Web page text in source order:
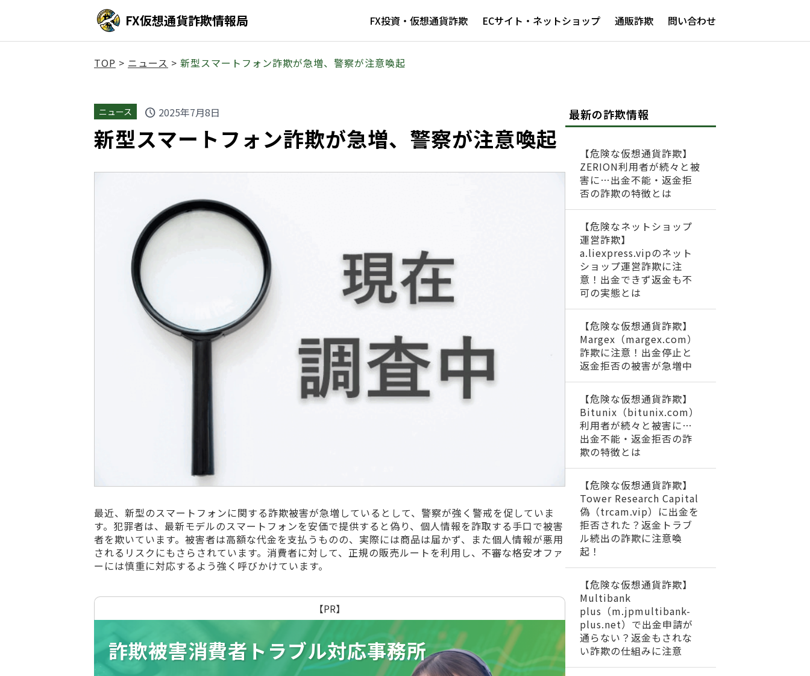
FX仮想通貨詐欺情報局 FX投資・仮想通貨詐欺 ECサイト・ネットショップ 通販詐欺 問い合わせ
TOP > ニュース > 新型スマートフォン詐欺が急増、警察が注意喚起
ニュース schedule 2025年7月8日
新型スマートフォン詐欺が急増、警察が注意喚起
最近、新型のスマートフォンに関する詐欺被害が急増しているとして、警察が強く警戒を促していま
す。犯罪者は、最新モデルのスマートフォンを安価で提供すると偽り、個人情報を詐取する手口で被害
者を欺いています。被害者は高額な代金を支払うものの、実際には商品は届かず、また個人情報が悪用
されるリスクにもさらされています。消費者に対して、正規の販売ルートを利用し、不審な格安オファ
ーには慎重に対応するよう強く呼びかけています。
【PR】
詐欺被害消費者トラブル対応事務所
最新の詐欺情報
【危険な仮想通貨詐欺】
ZERION利用者が続々と被
害に…出金不能・返金拒
否の詐欺の特徴とは
【危険なネットショップ
運営詐欺】
a.liexpress.vipのネット
ショップ運営詐欺に注
意！出金できず返金も不
可の実態とは
【危険な仮想通貨詐欺】
Margex（margex.com）
詐欺に注意！出金停止と
返金拒否の被害が急増中
【危険な仮想通貨詐欺】
Bitunix（bitunix.com）
利用者が続々と被害に…
出金不能・返金拒否の詐
欺の特徴とは
【危険な仮想通貨詐欺】
Tower Research Capital
偽（trcam.vip）に出金を
拒否された？返金トラブ
ル続出の詐欺に注意喚
起！
【危険な仮想通貨詐欺】
Multibank
plus（m.jpmultibank-
plus.net）で出金申請が
通らない？返金もされな
い詐欺の仕組みに注意